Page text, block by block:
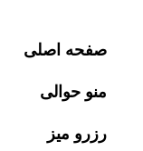
صفحه اصلی
منو حوالی
رزرو میز